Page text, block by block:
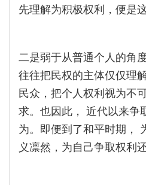
先理解为积极权利，便是
二是弱于从普通个人的角
往往把民权的主体仅仅理
民众，把个人权利视为不
求。也因此， 近代以来争
为。即便到了和平时期，
义凛然，为自己争取权利